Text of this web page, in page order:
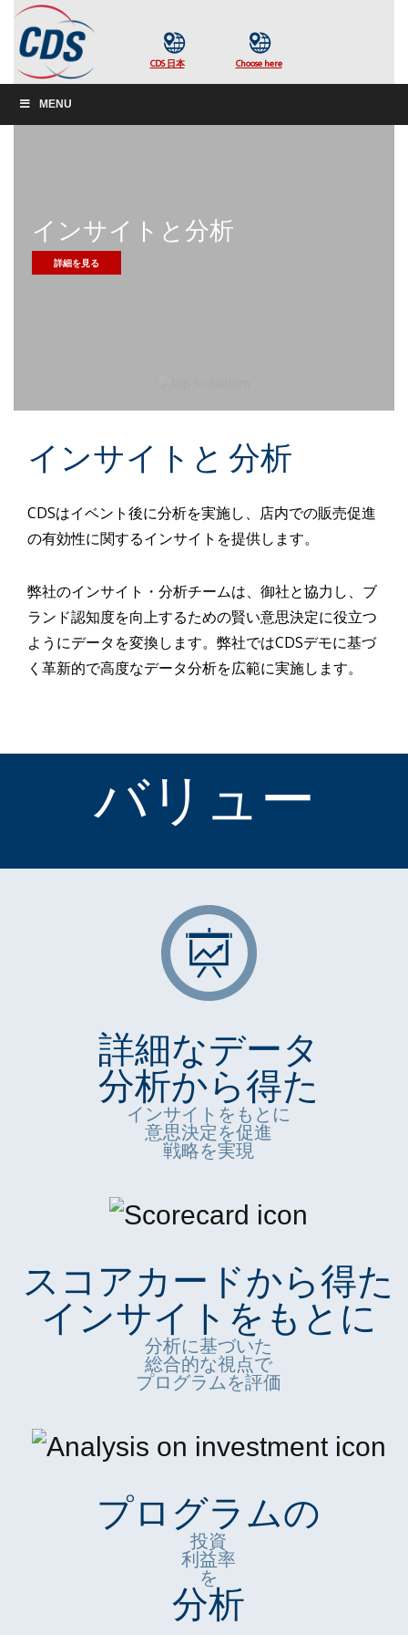
MENU
インサイトと分析
詳細を見る
インサイトと 分析
CDSはイベント後に分析を実施し、店内での販売促進
の有効性に関するインサイトを提供します。
弊社のインサイト・分析チームは、御社と協力し、ブ
ランド認知度を向上するための賢い意思決定に役立つ
ようにデータを変換します。弊社ではCDSデモに基づ
く革新的で高度なデータ分析を広範に実施します。
バリュー
詳細なデータ
分析から得た
インサイトをもとに
意思決定を促進
戦略を実現
スコアカードから得た
インサイトをもとに
分析に基づいた
総合的な視点で
プログラムを評価
プログラムの
投資
利益率
を
分析